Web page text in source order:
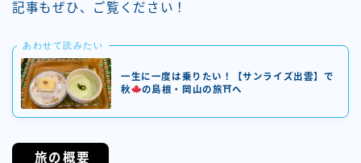
記事もぜひ、ご覧ください！
あわせて読みたい
一生に一度は乗りたい！【サンライズ出雲】で
秋
の島根・岡山の旅⛩へ
旅の概要